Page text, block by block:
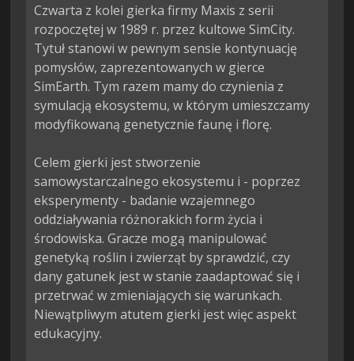
Czwarta z kolei gierka firmy Maxis z serii
rozpoczętej w 1989 r. przez kultowe SimCity.
Tytuł stanowi w pewnym sensie kontynuację
pomysłów, zaprezentowanych w gierce
SimEarth. Tym razem mamy do czynienia z
symulacją ekosystemu, w którym umieszczamy
modyfikowaną genetycznie faunę i florę.
Celem gierki jest stworzenie
samowystarczalnego ekosystemu i - poprzez
eksperymenty - badanie wzajemnego
oddziaływania różnorakich form życia i
środowiska. Gracze mogą manipulować
genetyką roślin i zwierząt by sprawdzić, czy
dany gatunek jest w stanie zaadaptować się i
przetrwać w zmieniających się warunkach.
Niewątpliwym atutem gierki jest więc aspekt
edukacyjny.